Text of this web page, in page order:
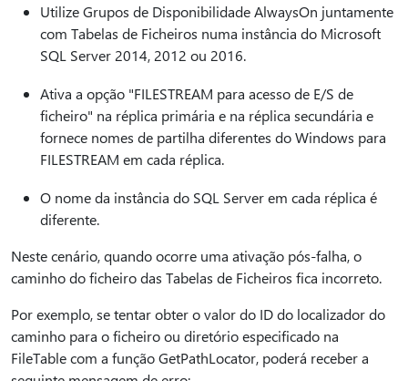
Utilize Grupos de Disponibilidade AlwaysOn juntamente
com Tabelas de Ficheiros numa instância do Microsoft
SQL Server 2014, 2012 ou 2016.
Ativa a opção "FILESTREAM para acesso de E/S de
ficheiro" na réplica primária e na réplica secundária e
fornece nomes de partilha diferentes do Windows para
FILESTREAM em cada réplica.
O nome da instância do SQL Server em cada réplica é
diferente.
Neste cenário, quando ocorre uma ativação pós-falha, o
caminho do ficheiro das Tabelas de Ficheiros fica incorreto.
Por exemplo, se tentar obter o valor do ID do localizador do
caminho para o ficheiro ou diretório especificado na
FileTable com a função GetPathLocator, poderá receber a